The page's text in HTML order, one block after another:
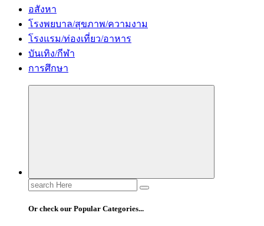
อสังหา
โรงพยบาล/สุขภาพ/ความงาม
โรงแรม/ท่องเที่ยว/อาหาร
บันเทิง/กีฬา
การศึกษา
Search
for:
Or check our Popular Categories...